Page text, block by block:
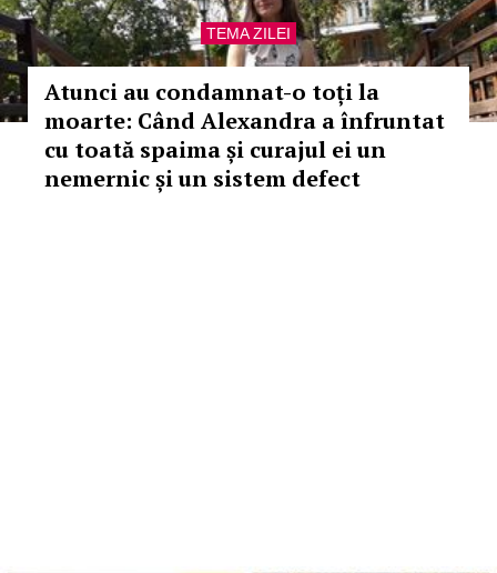
TEMA ZILEI
Atunci au condamnat-o toți la
moarte: Când Alexandra a înfruntat
cu toată spaima și curajul ei un
nemernic și un sistem defect